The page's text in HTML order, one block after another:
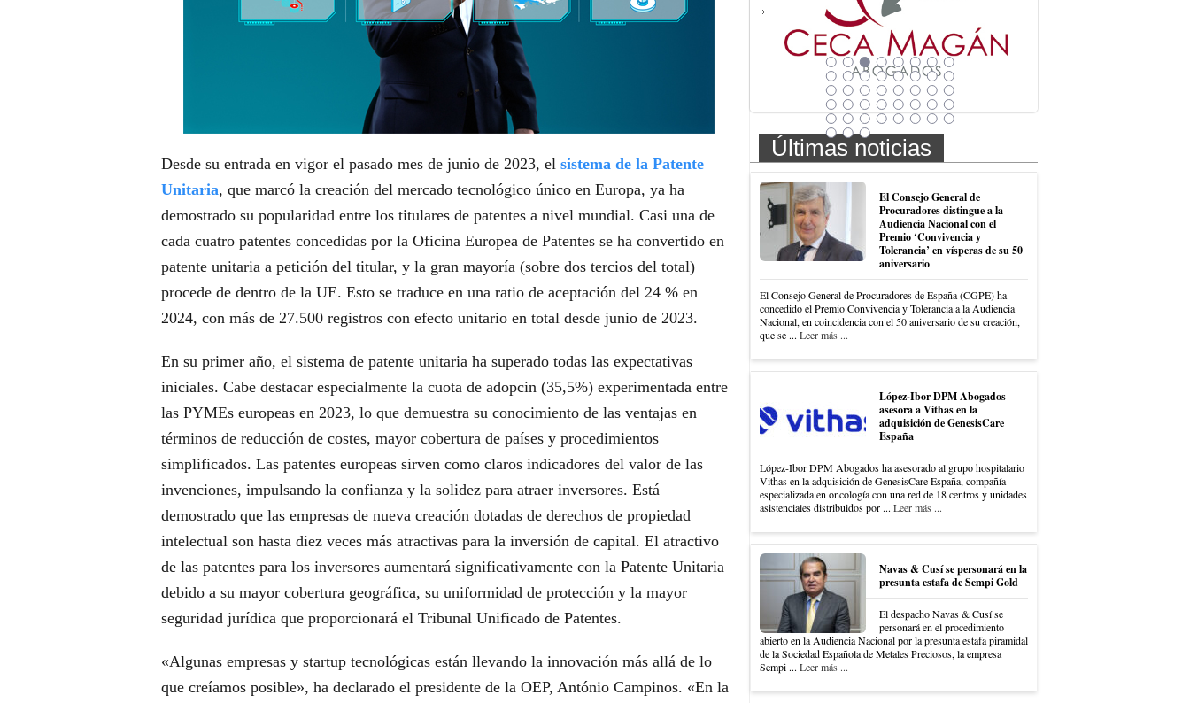
Desde su entrada en vigor el pasado mes de junio de 2023, el sistema de la Patente
Unitaria, que marcó la creación del mercado tecnológico único en Europa, ya ha
demostrado su popularidad entre los titulares de patentes a nivel mundial. Casi una de
cada cuatro patentes concedidas por la Oficina Europea de Patentes se ha convertido en
patente unitaria a petición del titular, y la gran mayoría (sobre dos tercios del total)
procede de dentro de la UE. Esto se traduce en una ratio de aceptación del 24 % en
2024, con más de 27.500 registros con efecto unitario en total desde junio de 2023.
En su primer año, el sistema de patente unitaria ha superado todas las expectativas
iniciales. Cabe destacar especialmente la cuota de adopcin (35,5%) experimentada entre
las PYMEs europeas en 2023, lo que demuestra su conocimiento de las ventajas en
términos de reducción de costes, mayor cobertura de países y procedimientos
simplificados. Las patentes europeas sirven como claros indicadores del valor de las
invenciones, impulsando la confianza y la solidez para atraer inversores. Está
demostrado que las empresas de nueva creación dotadas de derechos de propiedad
intelectual son hasta diez veces más atractivas para la inversión de capital. El atractivo
de las patentes para los inversores aumentará significativamente con la Patente Unitaria
debido a su mayor cobertura geográfica, su uniformidad de protección y la mayor
seguridad jurídica que proporcionará el Tribunal Unificado de Patentes.
«Algunas empresas y startup tecnológicas están llevando la innovación más allá de lo
que creíamos posible», ha declarado el presidente de la OEP, António Campinos. «En la
Últimas noticias
El Consejo General de
Procuradores distingue a la
Audiencia Nacional con el
Premio ‘Convivencia y
Tolerancia’ en vísperas de su 50
aniversario
El Consejo General de Procuradores de España (CGPE) ha
concedido el Premio Convivencia y Tolerancia a la Audiencia
Nacional, en coincidencia con el 50 aniversario de su creación,
que se ... Leer más ...
López-Ibor DPM Abogados
asesora a Vithas en la
adquisición de GenesisCare
España
López-Ibor DPM Abogados ha asesorado al grupo hospitalario
Vithas en la adquisición de GenesisCare España, compañía
especializada en oncología con una red de 18 centros y unidades
asistenciales distribuidos por ... Leer más ...
Navas & Cusí se personará en la
presunta estafa de Sempi Gold
El despacho Navas & Cusí se
personará en el procedimiento
abierto en la Audiencia Nacional por la presunta estafa piramidal
de la Sociedad Española de Metales Preciosos, la empresa
Sempi ... Leer más ...